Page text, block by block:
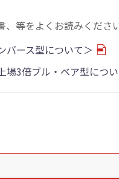
等をよくお読みください
バース型について＞
場3倍ブル・ベア型につ